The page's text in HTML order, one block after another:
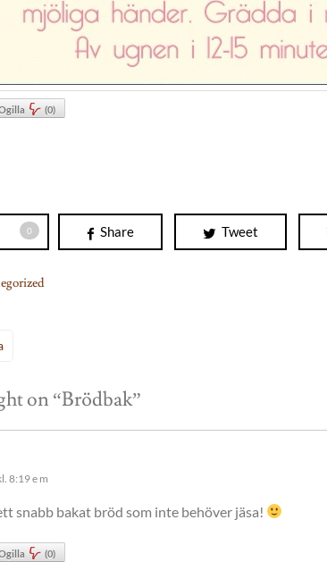
(0)
0 Share Tweet
on “Brödbak”
8:19 e m
snabb bakat bröd som inte behöver jäsa!
(0)